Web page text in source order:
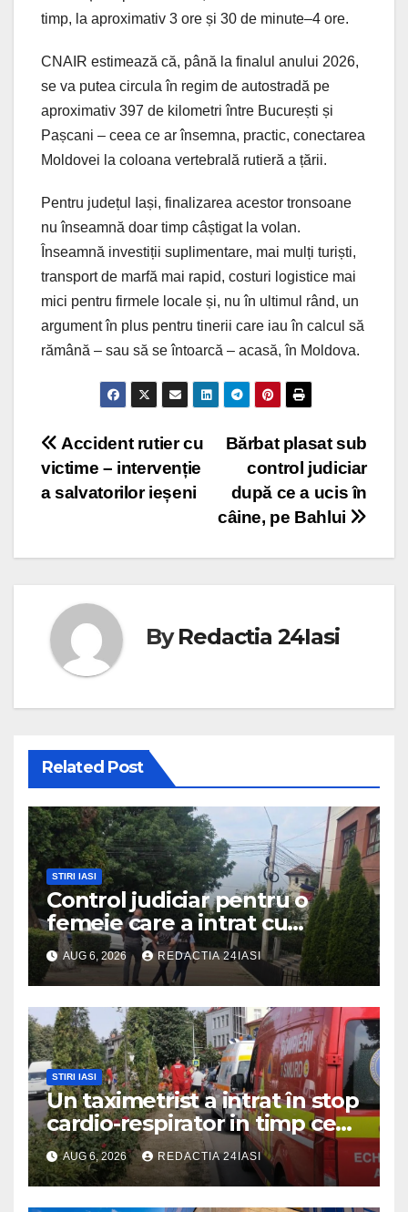
timp, la aproximativ 3 ore și 30 de minute–4 ore.
CNAIR estimează că, până la finalul anului 2026,
se va putea circula în regim de autostradă pe
aproximativ 397 de kilometri între București și
Pașcani – ceea ce ar însemna, practic, conectarea
Moldovei la coloana vertebrală rutieră a țării.
Pentru județul Iași, finalizarea acestor tronsoane
nu înseamnă doar timp câștigat la volan.
Înseamnă investiții suplimentare, mai mulți turiști,
transport de marfă mai rapid, costuri logistice mai
mici pentru firmele locale și, nu în ultimul rând, un
argument în plus pentru tinerii care iau în calcul să
rămână – sau să se întoarcă – acasă, în Moldova.
Post
navigation
Bărbat plasat sub
control judiciar
după ce a ucis în
câine, pe Bahlui
Accident rutier cu
victime – intervenție
a salvatorilor ieșeni
ByRedactia 24Iasi
Related Post
STIRI IASI
Control judiciar pentru o
femeie care a intrat cu
mașina într-o turmă de oi
AUG 6, 2026 REDACTIA 24IASI
STIRI IASI
Un taximetrist a intrat în stop
cardio-respirator in timp ce
se afla la volan
AUG 6, 2026 REDACTIA 24IASI